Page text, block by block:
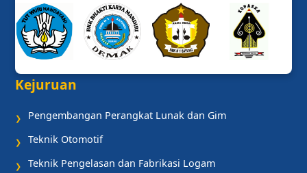
Kejuruan
❯ Pengembangan Perangkat Lunak dan Gim
❯ Teknik Otomotif
❯ Teknik Pengelasan dan Fabrikasi Logam